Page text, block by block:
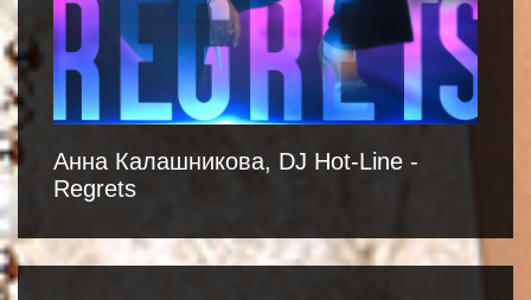
Анна Калашникова, DJ Hot-Line -
Regrets